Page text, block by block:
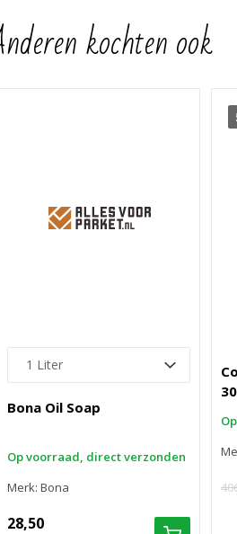
kochten ook
Bona Oil Soap
Op voorraad, direct verzonden
Merk: Bona
28,50